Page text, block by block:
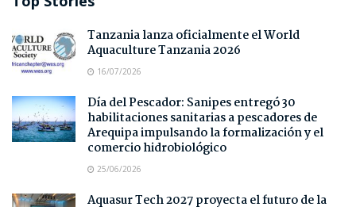
Tanzania lanza oficialmente el World
Aquaculture Tanzania 2026
16/07/2026
Día del Pescador: Sanipes entregó 30
habilitaciones sanitarias a pescadores de
Arequipa impulsando la formalización y el
comercio hidrobiológico
25/06/2026
Aquasur Tech 2027 proyecta el futuro de la